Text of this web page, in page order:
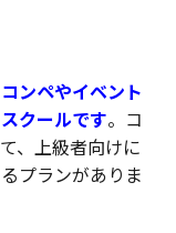
ンペやイベント
クールです。コ
、上級者向けに
プランがありま